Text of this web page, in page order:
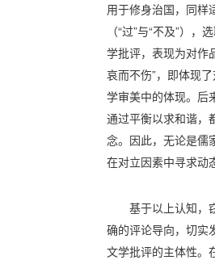
用于修身治国，同样
（“过”与“不及”）
学批评，表现为对作
哀而不伤”，即体现
学审美中的体现。后
通过平衡以求和谐，
念。因此，无论是儒
在对立因素中寻求动
基于以上认知，
确的评论导向，切实
文学批评的主体性。